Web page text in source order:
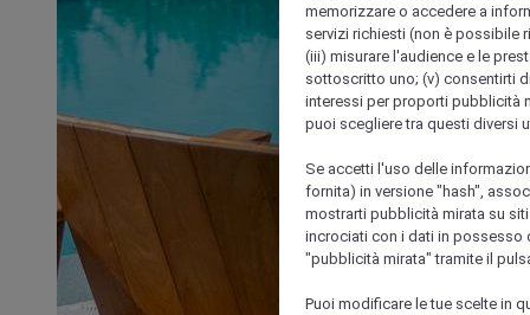
memorizzare o accedere a
servizi richiesti (non è possibile
(iii) misurare l'audience e le
sottoscritto uno; (v) consentirti
interessi per proporti pubblicità
puoi scegliere tra questi diversi
Se accetti l'uso delle
fornita) in versione "hash",
mostrarti pubblicità mirata su
incrociati con i dati in possesso
"pubblicità mirata" tramite il
Puoi modificare le tue scelte in